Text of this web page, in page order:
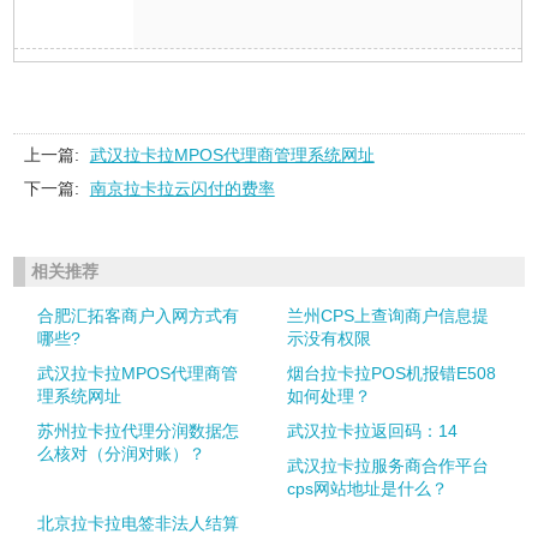
上一篇:
武汉拉卡拉MPOS代理商管理系统网址
下一篇:
南京拉卡拉云闪付的费率
相关推荐
合肥汇拓客商户入网方式有
哪些?
兰州CPS上查询商户信息提
示没有权限
武汉拉卡拉MPOS代理商管
理系统网址
烟台拉卡拉POS机报错E508
如何处理？
苏州拉卡拉代理分润数据怎
么核对（分润对账）？
武汉拉卡拉返回码：14
武汉拉卡拉服务商合作平台
cps网站地址是什么？
北京拉卡拉电签非法人结算